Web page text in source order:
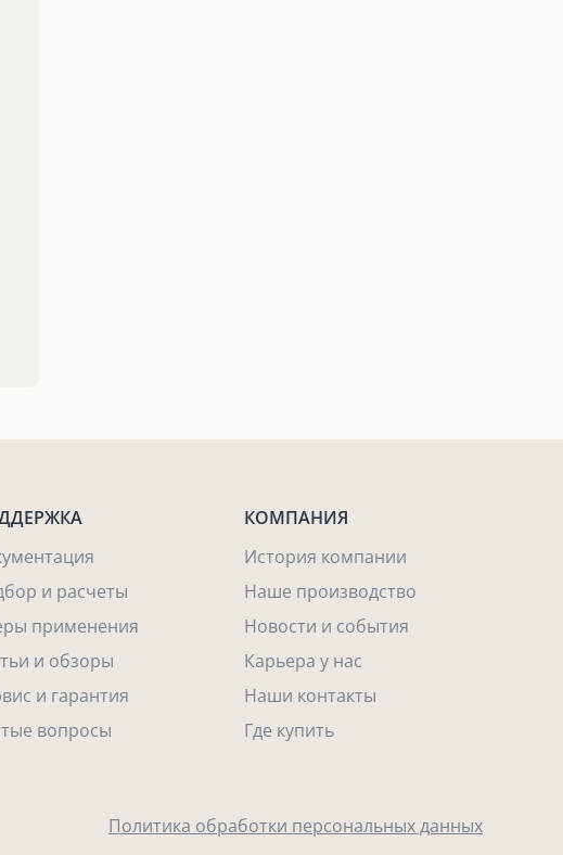
и расчеты
применения
и обзоры
и гарантия
вопросы
КОМПАНИЯ
История компании
Наше производство
Новости и события
Карьера у нас
Наши контакты
Где купить
Политика обработки персональных данных